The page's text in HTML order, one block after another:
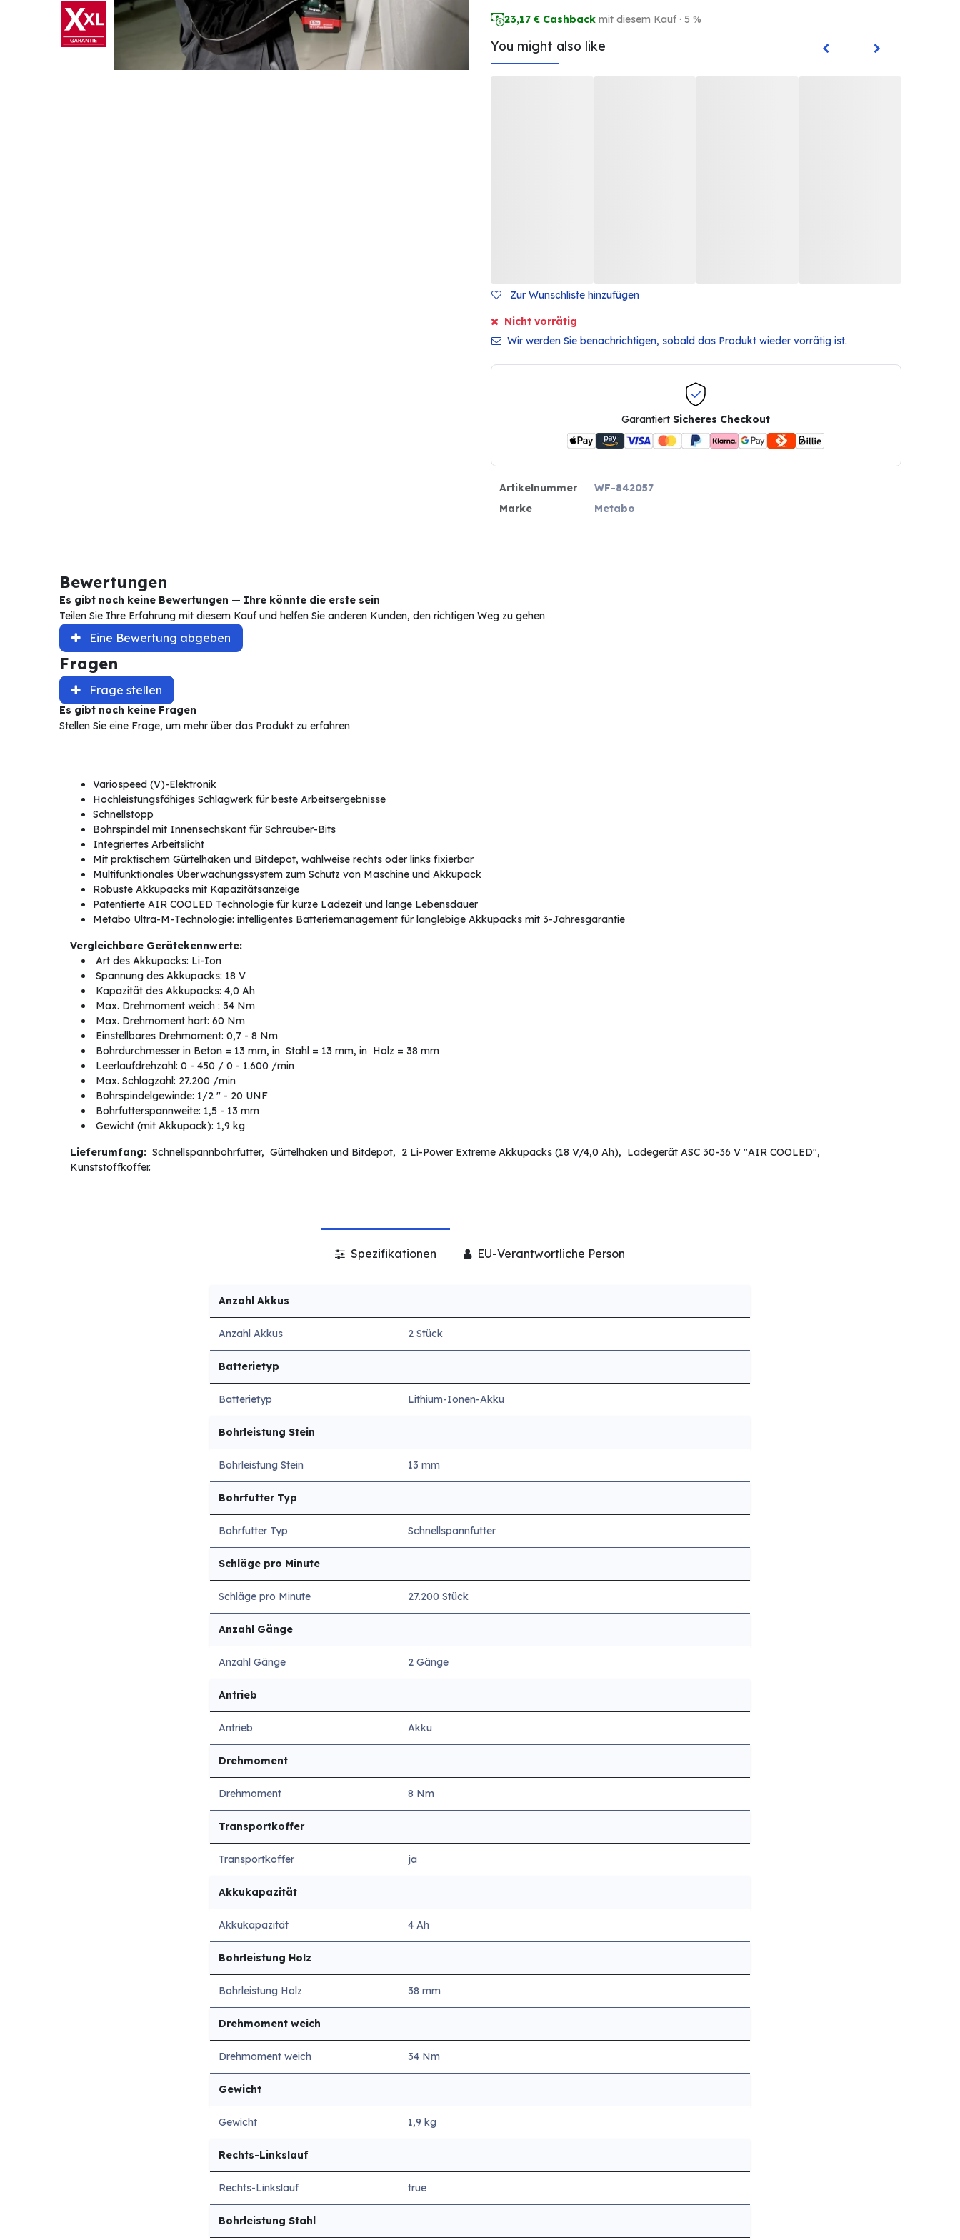
23,17 € Cashback mit diesem Kauf · 5 %
You might also like
Zur Wunschliste hinzufügen
Nicht vorrätig
Wir werden Sie benachrichtigen, sobald das Produkt wieder vorrätig ist.
GarantiertSicheres Checkout
Artikelnummer
WF-842057
Marke
Metabo
Bewertungen
Es gibt noch keine Bewertungen — Ihre könnte die erste sein
Teilen Sie Ihre Erfahrung mit diesem Kauf und helfen Sie anderen Kunden, den richtigen Weg zu gehen
Eine Bewertung abgeben
Fragen
Frage stellen
Es gibt noch keine Fragen
Stellen Sie eine Frage, um mehr über das Produkt zu erfahren
Variospeed (V)-Elektronik
Hochleistungsfähiges Schlagwerk für beste Arbeitsergebnisse
Schnellstopp
Bohrspindel mit Innensechskant für Schrauber-Bits
Integriertes Arbeitslicht
Mit praktischem Gürtelhaken und Bitdepot, wahlweise rechts oder links fixierbar
Multifunktionales Überwachungssystem zum Schutz von Maschine und Akkupack
Robuste Akkupacks mit Kapazitätsanzeige
Patentierte AIR COOLED Technologie für kurze Ladezeit und lange Lebensdauer
Metabo Ultra-M-Technologie: intelligentes Batteriemanagement für langlebige Akkupacks mit 3-Jahresgarantie
Vergleichbare Gerätekennwerte:
Art des Akkupacks: Li-Ion
Spannung des Akkupacks: 18 V
Kapazität des Akkupacks: 4,0 Ah
Max. Drehmoment weich : 34 Nm
Max. Drehmoment hart: 60 Nm
Einstellbares Drehmoment: 0,7 - 8 Nm
Bohrdurchmesser in Beton = 13 mm, in Stahl = 13 mm, in Holz = 38 mm
Leerlaufdrehzahl: 0 - 450 / 0 - 1.600 /min
Max. Schlagzahl: 27.200 /min
Bohrspindelgewinde: 1/2 " - 20 UNF
Bohrfutterspannweite: 1,5 - 13 mm
Gewicht (mit Akkupack): 1,9 kg
Lieferumfang:Schnellspannbohrfutter, Gürtelhaken und Bitdepot, 2 Li-Power Extreme Akkupacks (18 V/4,0 Ah), Ladegerät ASC 30-36 V "AIR COOLED",
Kunststoffkoffer.
Spezifikationen EU-Verantwortliche Person
Anzahl Akkus
Anzahl Akkus 2 Stück
Batterietyp
Batterietyp Lithium-Ionen-Akku
Bohrleistung Stein
Bohrleistung Stein 13 mm
Bohrfutter Typ
Bohrfutter Typ Schnellspannfutter
Schläge pro Minute
Schläge pro Minute 27.200 Stück
Anzahl Gänge
Anzahl Gänge 2 Gänge
Antrieb
Antrieb Akku
Drehmoment
Drehmoment 8 Nm
Transportkoffer
Transportkoffer ja
Akkukapazität
Akkukapazität 4 Ah
Bohrleistung Holz
Bohrleistung Holz 38 mm
Drehmoment weich
Drehmoment weich 34 Nm
Gewicht
Gewicht 1,9 kg
Rechts-Linkslauf
Rechts-Linkslauf true
Bohrleistung Stahl